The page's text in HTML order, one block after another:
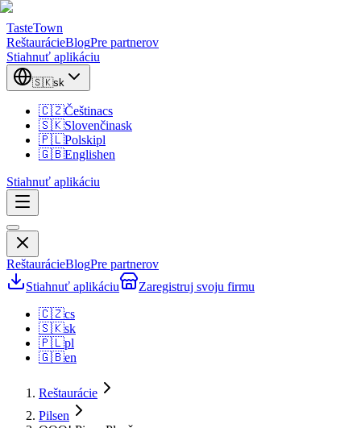
TasteTown
ReštaurácieBlogPre partnerov
Stiahnuť aplikáciu
🇸🇰sk
🇨🇿Češtinacs
🇸🇰Slovenčinask
🇵🇱Polskipl
🇬🇧Englishen
Stiahnuť aplikáciu
ReštaurácieBlogPre partnerov
Stiahnuť aplikáciu
Zaregistruj svoju firmu
🇨🇿cs
🇸🇰sk
🇵🇱pl
🇬🇧en
Reštaurácie
Pilsen